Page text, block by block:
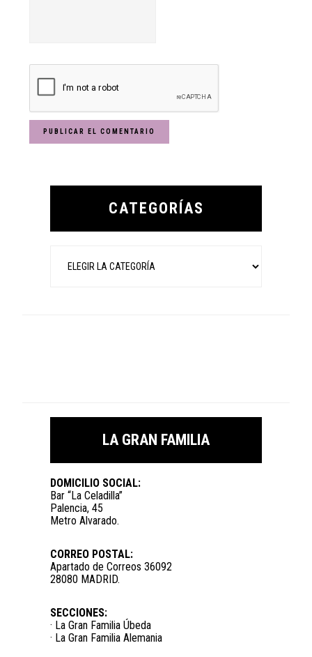
Primary
CATEGORÍAS
LA GRAN FAMILIA
DOMICILIO SOCIAL:
Bar “La Celadilla”
Palencia, 45
Metro Alvarado.
CORREO POSTAL:
Apartado de Correos 36092
28080 MADRID.
SECCIONES:
· La Gran Familia Úbeda
· La Gran Familia Alemania